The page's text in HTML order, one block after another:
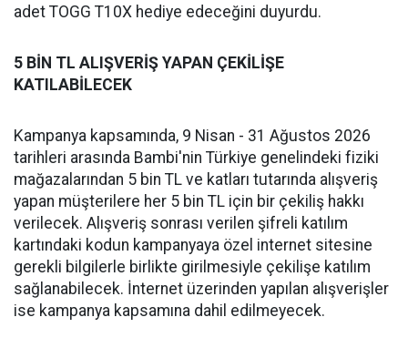
adet TOGG T10X hediye edeceğini duyurdu.
5 BİN TL ALIŞVERİŞ YAPAN ÇEKİLİŞE
KATILABİLECEK
Kampanya kapsamında, 9 Nisan - 31 Ağustos 2026
tarihleri arasında Bambi'nin Türkiye genelindeki fiziki
mağazalarından 5 bin TL ve katları tutarında alışveriş
yapan müşterilere her 5 bin TL için bir çekiliş hakkı
verilecek. Alışveriş sonrası verilen şifreli katılım
kartındaki kodun kampanyaya özel internet sitesine
gerekli bilgilerle birlikte girilmesiyle çekilişe katılım
sağlanabilecek. İnternet üzerinden yapılan alışverişler
ise kampanya kapsamına dahil edilmeyecek.